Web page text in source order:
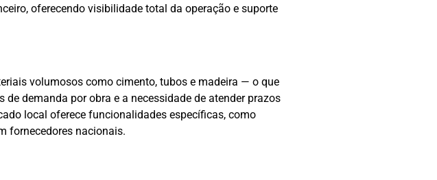
oferecendo visibilidade total da operação e suporte
volumosos como cimento, tubos e madeira — o que
demanda por obra e a necessidade de atender prazos
local oferece funcionalidades específicas, como
fornecedores nacionais.